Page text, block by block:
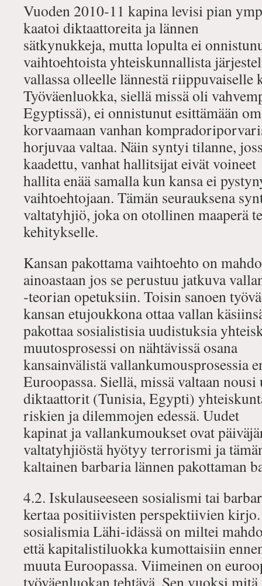
Vuoden 2010‐11 kapina levisi pian
kaatoi diktaattoreita ja lännen
sätkynukkeja, mutta lopulta ei
vaihtoehtoista yhteiskunnallista
vallassa olleelle lännestä riippuvaiselle
Työväenluokka, siellä missä oli
Egyptissä), ei onnistunut esittämään
korvaamaan vanhan
horjuvaa valtaa. Näin syntyi tilanne,
kaadettu, vanhat hallitsijat eivät voineet
hallita enää samalla kun kansa ei
vaihtoehtojaan. Tämän seurauksena
valtatyhjiö, joka on otollinen maaperä
kehitykselle.
Kansan pakottama vaihtoehto on
ainoastaan jos se perustuu jatkuva
‐teorian opetuksiin. Toisin sanoen
kansan etujoukkona ottaa vallan
pakottaa sosialistisia uudistuksia
muutosprosessi on nähtävissä osana
kansainvälistä vallankumousprosessia
Euroopassa. Siellä, missä valtaan nousi
diktaattorit (Tunisia, Egypti)
riskien ja dilemmojen edessä. Uudet
kapinat ja vallankumoukset ovat
valtatyhjiöstä hyötyy terrorismi ja
kaltainen barbaria lännen pakottaman
4.2. Iskulauseeseen sosialismi tai
kertaa positiivisten perspektiivien
sosialismia Lähi‐idässä on miltei
että kapitalistiluokka kumottaisiin
muuta Euroopassa. Viimeinen on
työväenluokan tehtävä. Sen vuoksi